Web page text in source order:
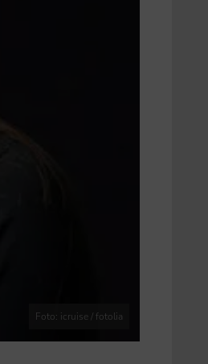
Foto: icruise / fotolia